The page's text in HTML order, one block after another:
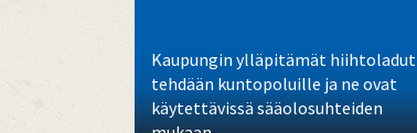
Kaupungin ylläpitämät hiihtoladut
tehdään kuntopoluille ja ne ovat
käytettävissä sääolosuhteiden